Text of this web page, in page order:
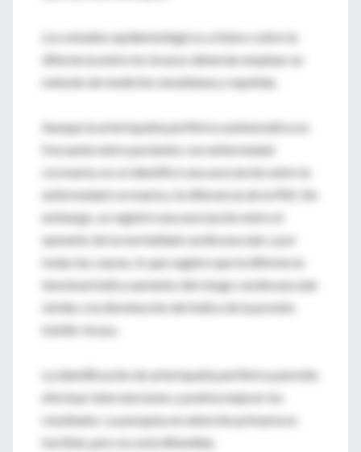
Los estudios epidemiológicos a futuro sobre la
diferencia entre los brazos deberían emplear un
método de medición simultánea y repetida.
Aunque la arteriopatía periférica asintomática es
frecuente entre pacientes con enfermedad
coronaria, no se identificó una asociación entre la
enfermedad coronaria y la diferencia de la PAS. Sin
embargo, se registró una asociación entre el
aumento de la mortalidad cardiovascular y por
todas las causas, lo que sugiere que la diferencia
tensional indica aumento del riesgo cardiovascular
similar a la disminución del índice de la presión
tobillo-brazo.
La identiﬁcación de arteriopatía periférica permite
efectuar intervenciones y podría mejorar los
resultados. La pesquisa en atención primaria es
factible, pero no está difundida.